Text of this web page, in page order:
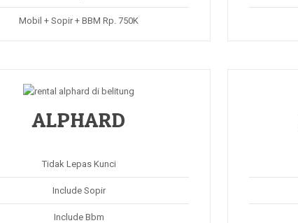
Mobil + Sopir + BBM Rp. 750K
ALPHARD
Tidak Lepas Kunci
Include Sopir
Include Bbm